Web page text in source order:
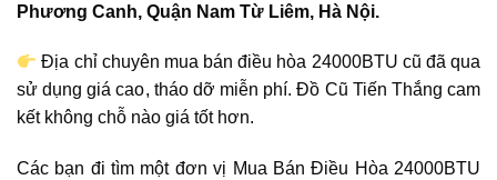
Phương Canh, Quận Nam Từ Liêm, Hà Nội.
Địa chỉ chuyên mua bán điều hòa 24000BTU cũ đã qua
sử dụng giá cao, tháo dỡ miễn phí. Đồ Cũ Tiến Thắng cam
kết không chỗ nào giá tốt hơn.
Các bạn đi tìm một đơn vị Mua Bán Điều Hòa 24000BTU